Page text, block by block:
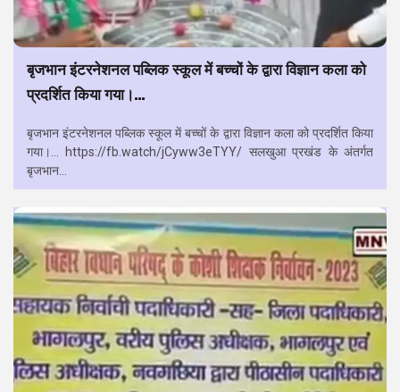
बृजभान इंटरनेशनल पब्लिक स्कूल में बच्चों के द्वारा विज्ञान कला को
प्रदर्शित किया गया।…
बृजभान इंटरनेशनल पब्लिक स्कूल में बच्चों के द्वारा विज्ञान कला को प्रदर्शित किया
गया।… https://fb.watch/jCyww3eTYY/ सलखुआ प्रखंड के अंतर्गत
बृजभान...